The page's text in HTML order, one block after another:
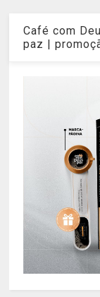
Café com
paz |